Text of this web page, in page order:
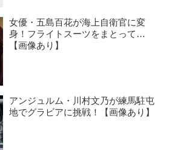
女優・五島百花が海上自衛官に変
身！フライトスーツをまとって…
【画像あり】
アンジュルム・川村文乃が練馬駐屯
地でグラビアに挑戦！【画像あり】